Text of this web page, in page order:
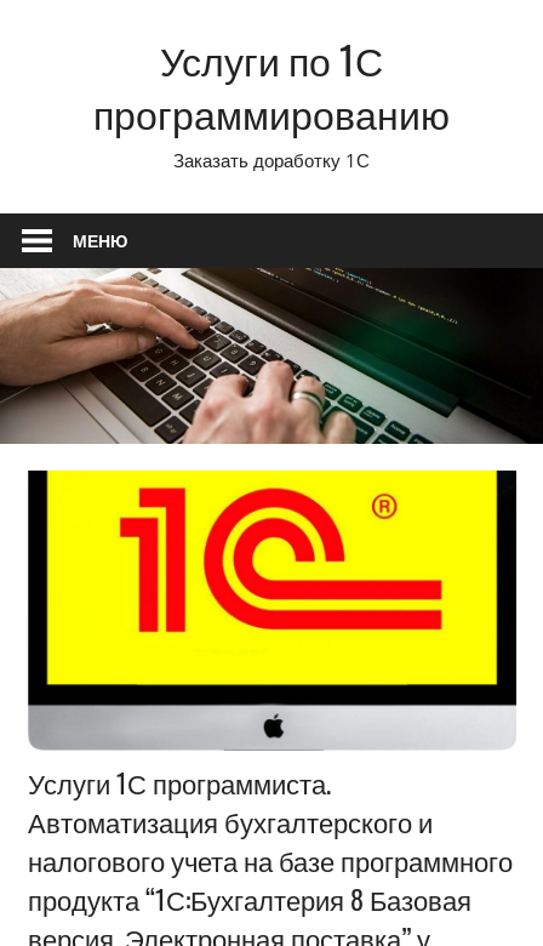
Услуги по 1С
программированию
Заказать доработку 1С
МЕНЮ
Информация
Услуги 1С программиста.
Автоматизация бухгалтерского и
налогового учета на базе программного
продукта “1С:Бухгалтерия 8 Базовая
версия. Электронная поставка” у